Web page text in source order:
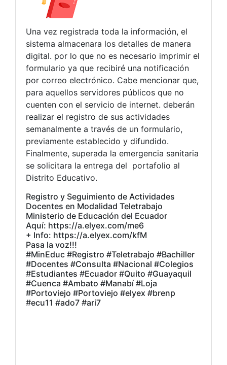
Una vez registrada toda la información, el
sistema almacenara los detalles de manera
digital. por lo que no es necesario imprimir el
formulario ya que recibiré una notificación
por correo electrónico. Cabe mencionar que,
para aquellos servidores públicos que no
cuenten con el servicio de internet. deberán
realizar el registro de sus actividades
semanalmente a través de un formulario,
previamente establecido y difundido.
Finalmente, superada la emergencia sanitaria
se solicitara la entrega del portafolio al
Distrito Educativo.
Registro y Seguimiento de Actividades
Docentes en Modalidad Teletrabajo
Ministerio de Educación del Ecuador
Aquí: https://a.elyex.com/me6
+ Info: https://a.elyex.com/kfM
Pasa la voz!!!
#MinEduc #Registro #Teletrabajo #Bachiller
#Docentes #Consulta #Nacional #Colegios
#Estudiantes #Ecuador #Quito #Guayaquil
#Cuenca #Ambato #Manabí #Loja
#Portoviejo #Portoviejo #elyex #brenp
#ecu11 #ado7 #ari7